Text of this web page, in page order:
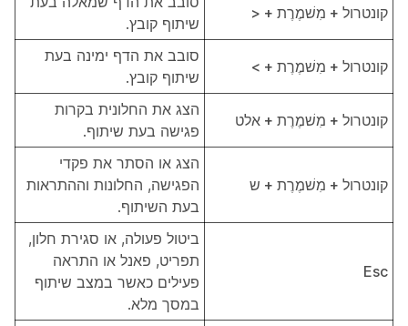
קונטרול + מִשׁמֶרֶת + <
שיתוף קובץ.
קונטרול + מִשׁמֶרֶת + >
סובב את הדף ימינה בעת
שיתוף קובץ.
קונטרול + מִשׁמֶרֶת + אלט
הצג את החלונית בקרות
פגישה בעת שיתוף.
קונטרול + מִשׁמֶרֶת + ש
הצג או הסתר את פקדי
הפגישה, החלונות וההתראות
בעת השיתוף.
Esc
ביטול פעולה, או סגירת חלון,
תפריט, פאנל או התראה
פעילים כאשר במצב שיתוף
במסך מלא.